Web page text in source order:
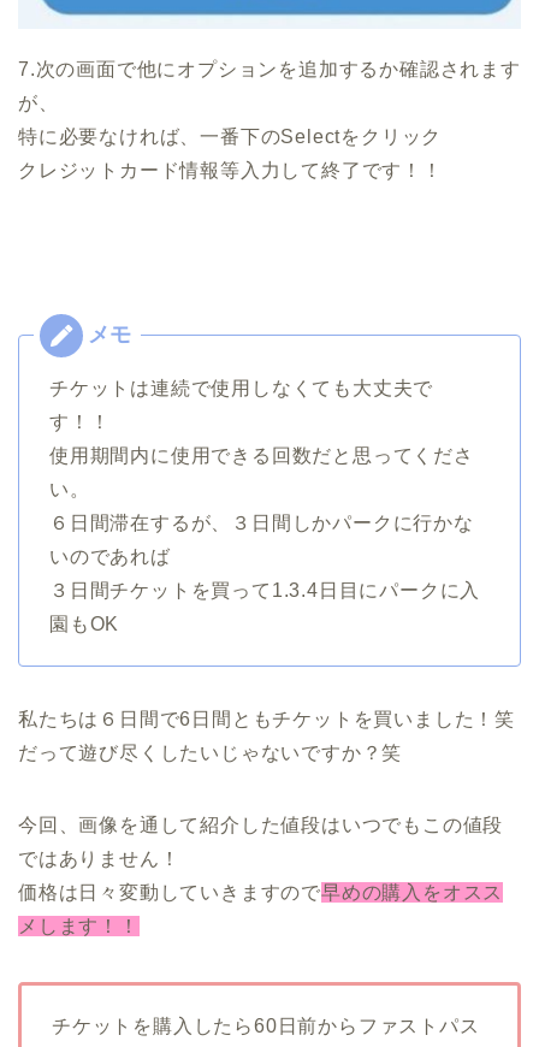
7.次の画面で他にオプションを追加するか確認されます
が、
特に必要なければ、一番下のSelectをクリック
クレジットカード情報等入力して終了です！！
チケットは連続で使用しなくても大丈夫で
す！！
使用期間内に使用できる回数だと思ってくださ
い。
６日間滞在するが、３日間しかパークに行かな
いのであれば
３日間チケットを買って1.3.4日目にパークに入
園もOK
私たちは６日間で6日間ともチケットを買いました！笑
だって遊び尽くしたいじゃないですか？笑
今回、画像を通して紹介した値段はいつでもこの値段
ではありません！
価格は日々変動していきますので早めの購入をオスス
メします！！
チケットを購入したら60日前からファストパス